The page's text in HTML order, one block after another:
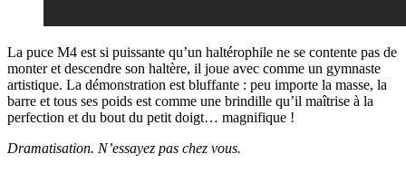
La puce M4 est si puissante qu’un haltérophile ne se contente pas de
monter et descendre son haltère, il joue avec comme un gymnaste
artistique. La démonstration est bluffante : peu importe la masse, la
barre et tous ses poids est comme une brindille qu’il maîtrise à la
perfection et du bout du petit doigt… magnifique !
Dramatisation. N’essayez pas chez vous.